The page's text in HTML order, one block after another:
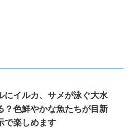
にイルカ、サメが泳ぐ大水
？色鮮やかな魚たちが目新
で楽しめます